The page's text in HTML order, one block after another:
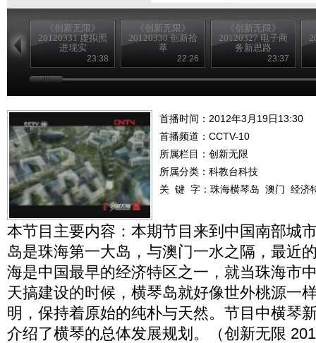
《创新无限》
20120331 虚拟照
进现实
23:38
《创新无限》
20120330 创新拾
萃
22:26
《创新无限》
20120327 电子商
务新思路
23:37
首播时间：2012年3月19日13:30
首播频道： CCTV-10
所属栏目： 创新无限
所属分类：科教台科技
关 键 字： 珠海横琴岛 澳门 经济
本节目主要内容：本期节目来到中国南部城
岛是珠海第一大岛，与澳门一水之隔，最近
海是中国最早的经济特区之一，就当珠海市
天搞建设的时候，横琴岛就好像世外桃源一
明，保持着原始的纯朴与天然。节目中横琴
介绍了横琴的总体发展规划。（创新无限